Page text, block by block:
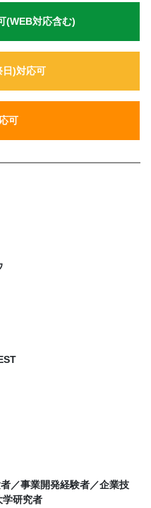
(WEB対応含む)
日)対応可
可
／事業開発経験者／企業技
研究者